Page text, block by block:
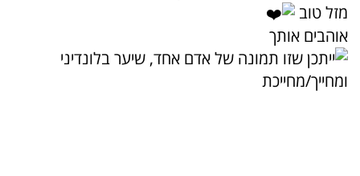
מזל טוב
אוהבים אותך